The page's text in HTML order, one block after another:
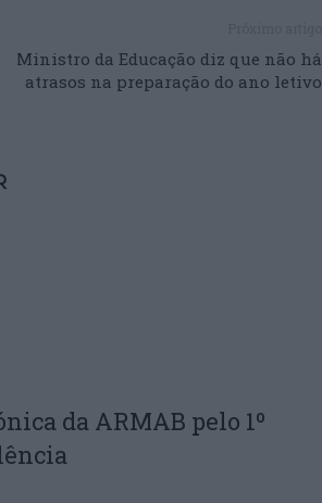
Ministro da Educação diz que não há
atrasos na preparação do ano letivo
da ARMAB pelo 1º